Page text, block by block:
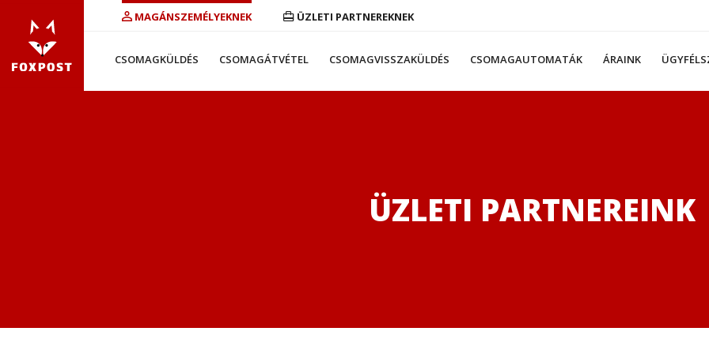
MAGÁNSZEMÉLYEKNEK ÜZLETI PARTNEREKNEK
CSOMAGKÜLDÉS CSOMAGÁTVÉTEL CSOMAGVISSZAKÜLDÉS CSOMAGAUTOMATÁK ÁRAINK
ÜZLETI PARTNEREINK